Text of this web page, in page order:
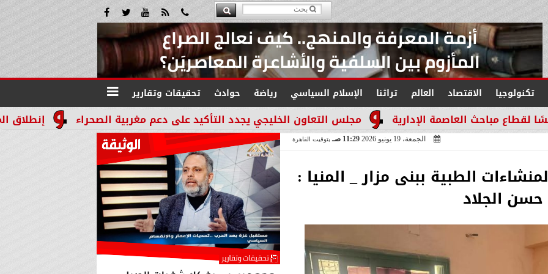
تكنولوجيا الاقتصاد العالم تراثنا الإسلام السياسي رياضة حوادث تحقيقات وتقارير
إنطلاق المرحله الثالثة بالموجة 29 لإسترداد أملاك مجلس التعاون الخليجي يجدد التأكيد على دعم مغربية الصحراء الإدارية
الجمعة، 19 يونيو 2026 11:29 صـ بتوقيت القاهرة
الطبية ببنى مزار _ المنيا :
حسن الجلاد